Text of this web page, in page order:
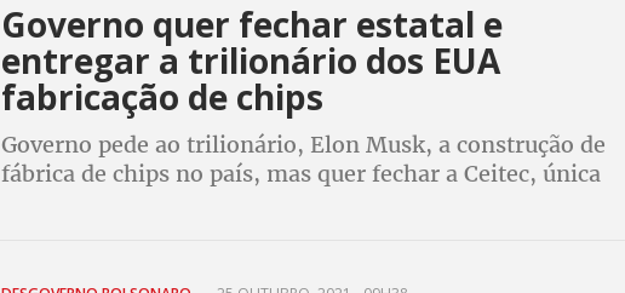
Governo quer fechar estatal e
entregar a trilionário dos EUA
fabricação de chips
Governo pede ao trilionário, Elon Musk, a construção de
fábrica de chips no país, mas quer fechar a Ceitec, única